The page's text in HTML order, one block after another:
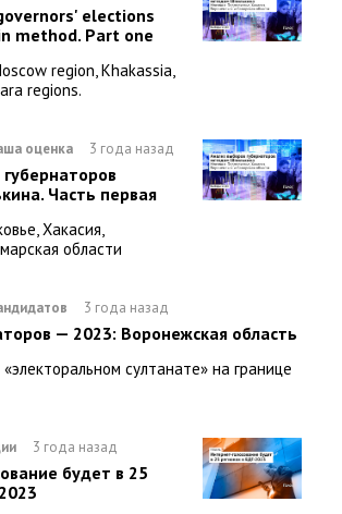
elections
method. Part one
region, Khakassia,
regions.
оценка 3 года назад
Часть первая
Хакасия,
области
3 года назад
— 2023: Воронежская область
султанате» на границе
3 года назад
будет в 25